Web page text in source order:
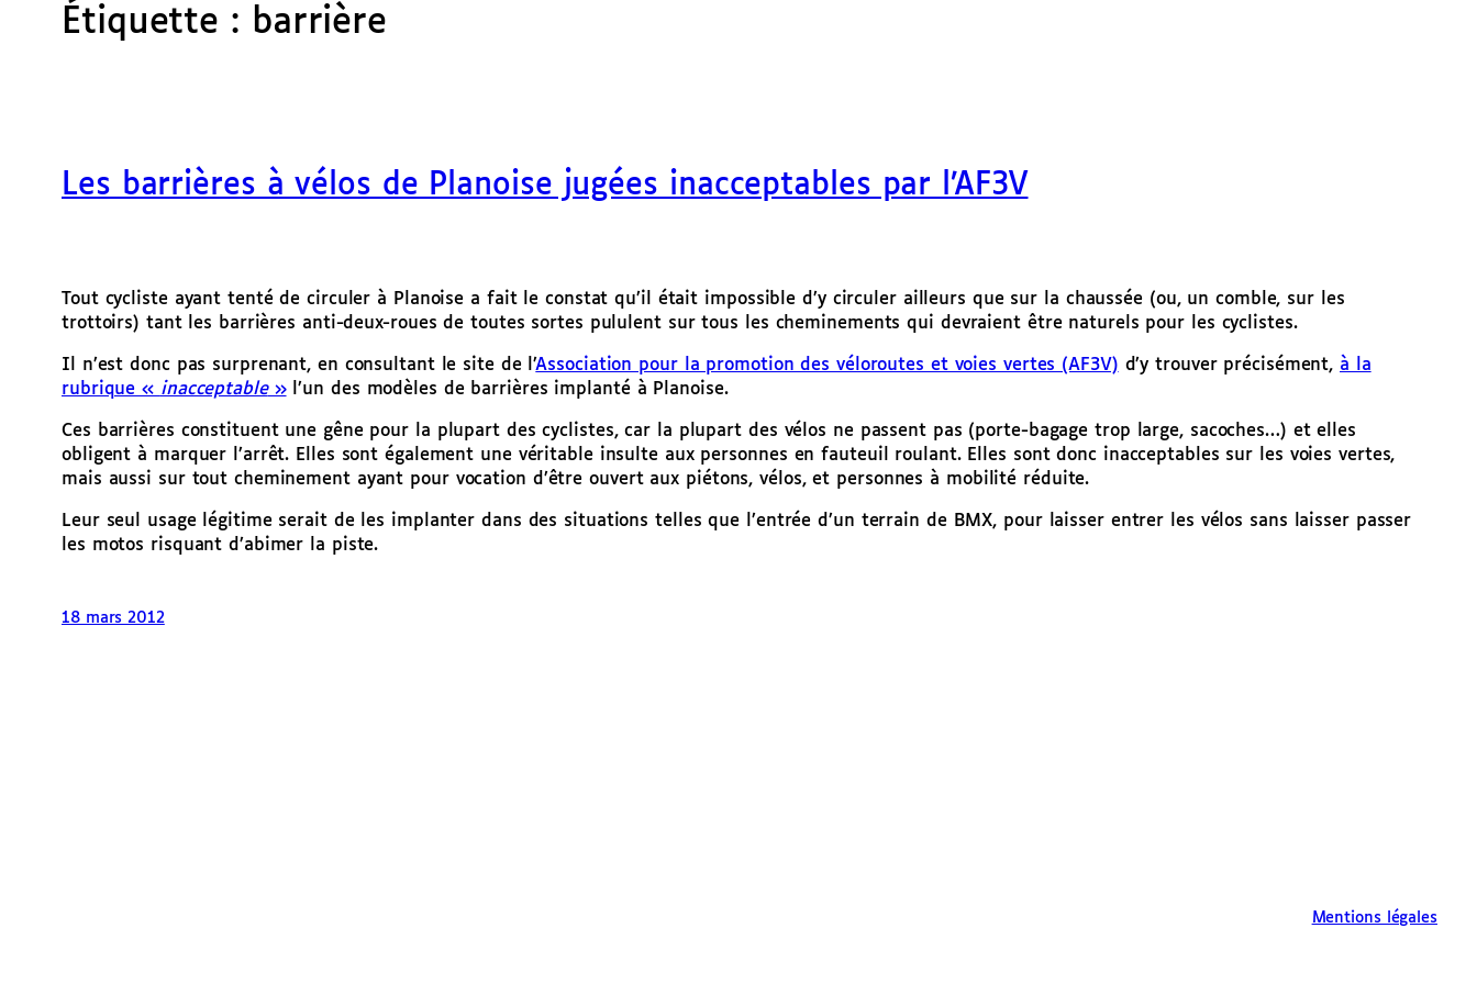
Étiquette : barrière
Les barrières à vélos de Planoise jugées inacceptables par l’AF3V
Tout cycliste ayant tenté de circuler à Planoise a fait le constat qu’il était impossible d’y circuler ailleurs que sur la chaussée (ou, un comble, sur les
trottoirs) tant les barrières anti-deux-roues de toutes sortes pululent sur tous les cheminements qui devraient être naturels pour les cyclistes.
Il n’est donc pas surprenant, en consultant le site de l’Association pour la promotion des véloroutes et voies vertes (AF3V) d’y trouver précisément, à la
rubrique « inacceptable»l’un des modèles de barrières implanté à Planoise.
Ces barrières constituent une gêne pour la plupart des cyclistes, car la plupart des vélos ne passent pas (porte-bagage trop large, sacoches…) et elles
obligent à marquer l’arrêt. Elles sont également une véritable insulte aux personnes en fauteuil roulant. Elles sont donc inacceptables sur les voies vertes,
mais aussi sur tout cheminement ayant pour vocation d’être ouvert aux piétons, vélos, et personnes à mobilité réduite.
Leur seul usage légitime serait de les implanter dans des situations telles que l’entrée d’un terrain de BMX, pour laisser entrer les vélos sans laisser passer
les motos risquant d’abimer la piste.
18 mars 2012
Mentions légales